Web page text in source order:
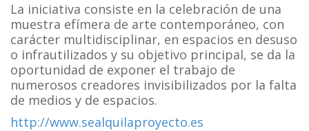
La iniciativa consiste en la celebración de una
muestra efímera de arte contemporáneo, con
carácter multidisciplinar, en espacios en desuso
o infrautilizados y su objetivo principal, se da la
oportunidad de exponer el trabajo de
numerosos creadores invisibilizados por la falta
de medios y de espacios.
http://www.sealquilaproyecto.es